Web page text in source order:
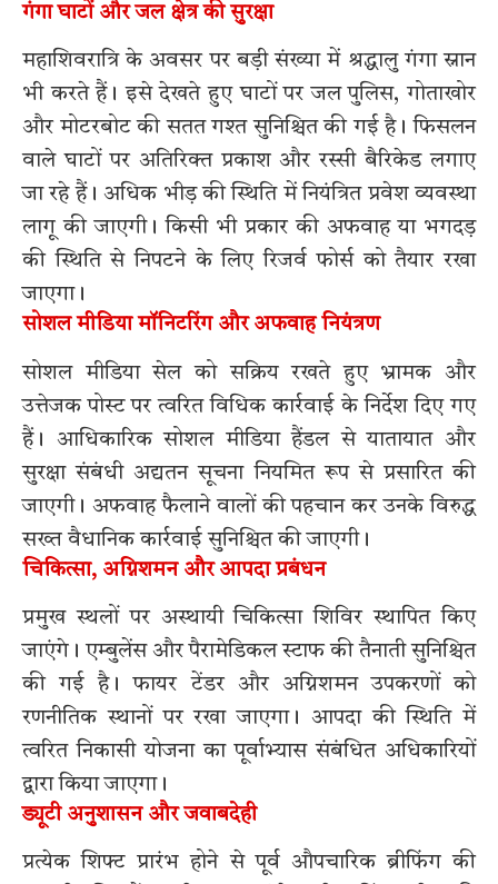
गंगा घाटों और जल क्षेत्र की सुरक्षा
महाशिवरात्रि के अवसर पर बड़ी संख्या में श्रद्धालु गंगा स्नान
भी करते हैं। इसे देखते हुए घाटों पर जल पुलिस, गोताखोर
और मोटरबोट की सतत गश्त सुनिश्चित की गई है। फिसलन
वाले घाटों पर अतिरिक्त प्रकाश और रस्सी बैरिकेड लगाए
जा रहे हैं। अधिक भीड़ की स्थिति में नियंत्रित प्रवेश व्यवस्था
लागू की जाएगी। किसी भी प्रकार की अफवाह या भगदड़
की स्थिति से निपटने के लिए रिजर्व फोर्स को तैयार रखा
जाएगा।
सोशल मीडिया मॉनिटरिंग और अफवाह नियंत्रण
सोशल मीडिया सेल को सक्रिय रखते हुए भ्रामक और
उत्तेजक पोस्ट पर त्वरित विधिक कार्रवाई के निर्देश दिए गए
हैं। आधिकारिक सोशल मीडिया हैंडल से यातायात और
सुरक्षा संबंधी अद्यतन सूचना नियमित रूप से प्रसारित की
जाएगी। अफवाह फैलाने वालों की पहचान कर उनके विरुद्ध
सख्त वैधानिक कार्रवाई सुनिश्चित की जाएगी।
चिकित्सा, अग्निशमन और आपदा प्रबंधन
प्रमुख स्थलों पर अस्थायी चिकित्सा शिविर स्थापित किए
जाएंगे। एम्बुलेंस और पैरामेडिकल स्टाफ की तैनाती सुनिश्चित
की गई है। फायर टेंडर और अग्निशमन उपकरणों को
रणनीतिक स्थानों पर रखा जाएगा। आपदा की स्थिति में
त्वरित निकासी योजना का पूर्वाभ्यास संबंधित अधिकारियों
द्वारा किया जाएगा।
ड्यूटी अनुशासन और जवाबदेही
प्रत्येक शिफ्ट प्रारंभ होने से पूर्व औपचारिक ब्रीफिंग की